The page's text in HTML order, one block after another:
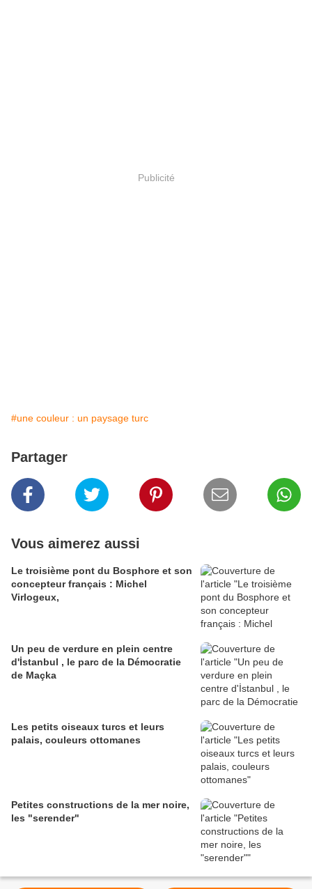
Publicité
#une couleur : un paysage turc
Partager
Vous aimerez aussi
Le troisième pont du Bosphore et son
concepteur français : Michel
Virlogeux,
Un peu de verdure en plein centre
d'İstanbul , le parc de la Démocratie
de Maçka
Les petits oiseaux turcs et leurs
palais, couleurs ottomanes
Petites constructions de la mer noire,
les "serender"